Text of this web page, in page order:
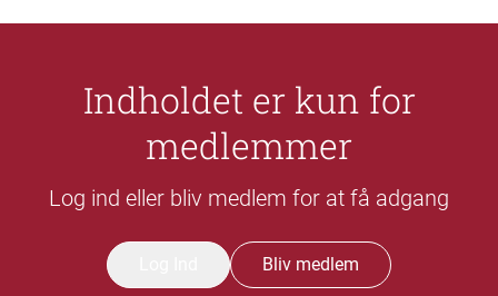
Indholdet er kun for
medlemmer
Log ind eller bliv medlem for at få adgang
Bliv medlem